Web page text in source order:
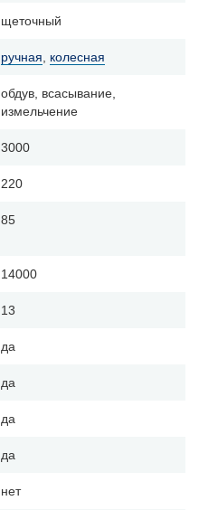
щеточный
ручная колесная
обдув, всасывание,
измельчение
3000
220
85
14000
13
да
да
да
да
нет